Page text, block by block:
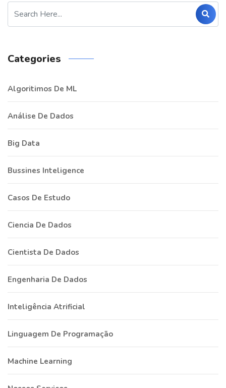
Categories
Algoritimos De ML
Análise De Dados
Big Data
Bussines Inteligence
Casos De Estudo
Ciencia De Dados
Cientista De Dados
Engenharia De Dados
Inteligência Atrificial
Linguagem De Programação
Machine Learning